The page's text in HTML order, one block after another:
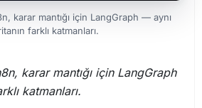
karar mantığı için LangGraph — aynı
farklı katmanları.
karar mantığı için LangGraph
katmanları.